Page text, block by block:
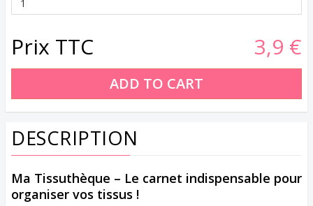
Prix TTC 3,9 €
DESCRIPTION
Ma Tissuthèque – Le carnet indispensable pour
organiser vos tissus !